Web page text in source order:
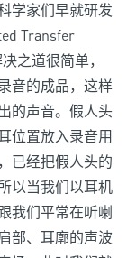
学家们早就研发
Transfer
之道很简单，
音的成品，这样
的声音。假人头
位置放入录音用
已经把假人头的
以当我们以耳机
我们平常在听喇
部、耳廓的声波